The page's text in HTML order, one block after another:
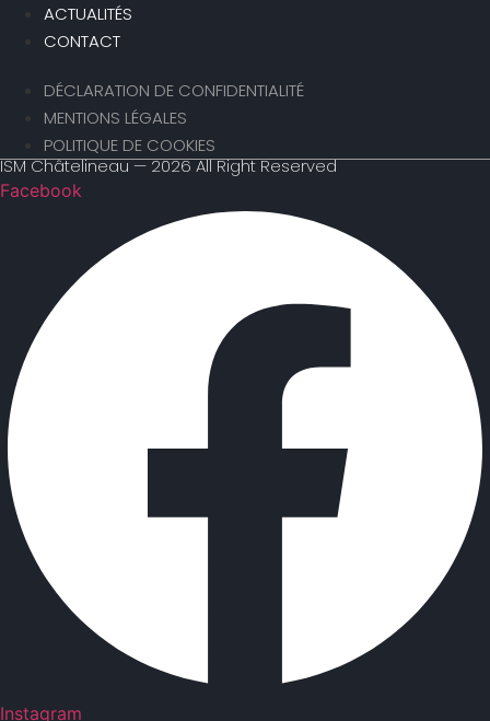
ACTUALITÉS
CONTACT
DÉCLARATION DE CONFIDENTIALITÉ
MENTIONS LÉGALES
POLITIQUE DE COOKIES
ISM Châtelineau — 2026 All Right Reserved
Facebook
Instagram